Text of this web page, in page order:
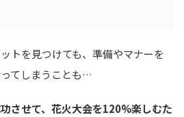
トを見つけても、準備やマナーを
てしまうことも…
させて、花火大会を120%楽しむた